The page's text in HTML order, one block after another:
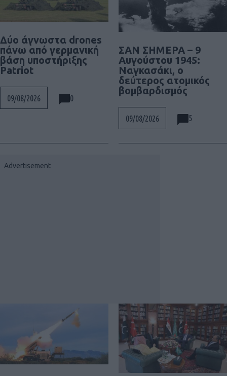
Δύο άγνωστα drones
πάνω από γερμανική
βάση υποστήριξης
Patriot
09/08/2026 0
ΣΑΝ ΣΗΜΕΡΑ – 9
Αυγούστου 1945:
Ναγκασάκι, ο
δεύτερος ατομικός
βομβαρδισμός
09/08/2026 5